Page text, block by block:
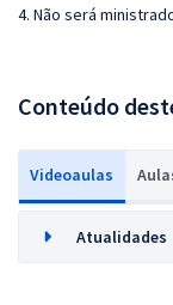
4. Não será
Conteúdo
Videoaulas
Atualidades